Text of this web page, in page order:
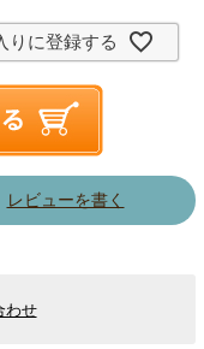
)
りに登録する
レビューを書く
わせ